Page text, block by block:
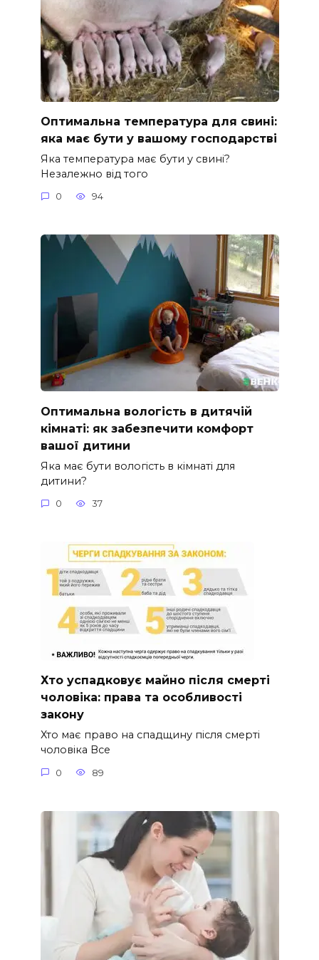
Оптимальна температура для свині:
яка має бути у вашому господарстві
Яка температура має бути у свині?
Незалежно від того
0 94
Оптимальна вологість в дитячій
кімнаті: як забезпечити комфорт
вашої дитини
Яка має бути вологість в кімнаті для
дитини?
0 37
Хто успадковує майно після смерті
чоловіка: права та особливості
закону
Хто має право на спадщину після смерті
чоловіка Все
0 89